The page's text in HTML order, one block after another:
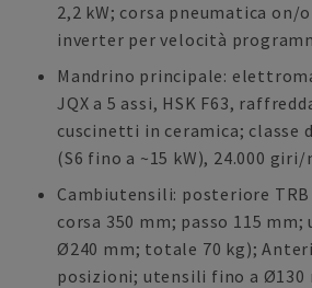
2,2 kW; corsa pneumatica on/
inverter per velocità
Mandrino principale:
JQX a 5 assi, HSK F63,
cuscinetti in ceramica; classe
(S6 fino a ~15 kW), 24.000 giri/
Cambiutensili: posteriore
corsa 350 mm; passo 115
Ø240 mm; totale 70 kg);
posizioni; utensili fino a Ø130